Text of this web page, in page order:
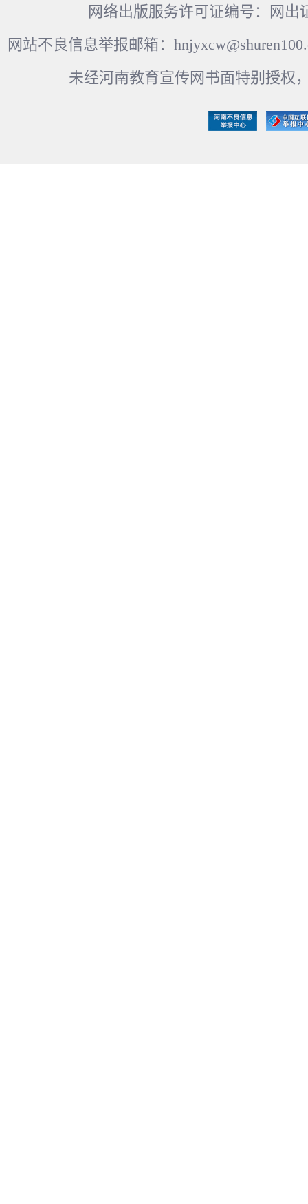
网络出版服务许可证编号：网出
网站不良信息举报邮箱：
未经河南教育宣传网书面特别授权